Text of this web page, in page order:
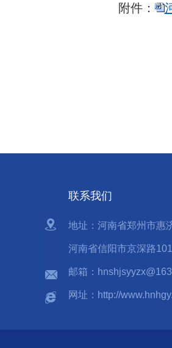
附件：
联系我们
地址：河南省郑州市惠
河南省信阳市京深路
邮箱：
网址：http://